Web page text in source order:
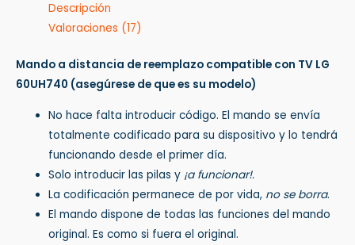
Descripción
Valoraciones (17)
Mando a distancia de reemplazo compatible con TV LG
60UH740 (asegúrese de que es su modelo)
No hace falta introducir código. El mando se envía
totalmente codificado para su dispositivo y lo tendrá
funcionando desde el primer día.
Solo introducir las pilas y ¡a funcionar!.
La codificación permanece de por vida, no se borra.
El mando dispone de todas las funciones del mando
original. Es como si fuera el original.